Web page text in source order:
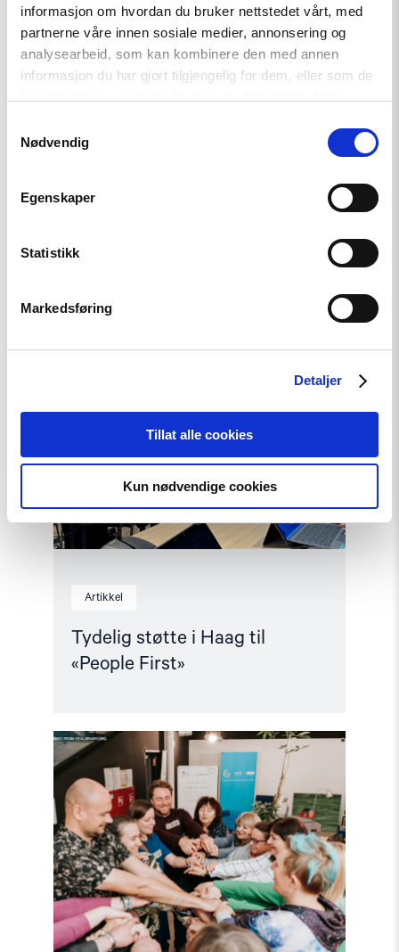
informasjon om hvordan du bruker nettstedet vårt, med
partnerne våre innen sosiale medier, annonsering og
analysearbeid, som kan kombinere den med annen
informasjon du har gjort tilgjengelig for dem, eller som de
Nødvendig
Egenskaper
Statistikk
Markedsføring
Detaljer
Tillat alle cookies
Kun nødvendige cookies
Arendalsuka 2026
Artikkel
Tydelig støtte i Haag til
«People First»
«People
First»"
Read
article
"Helsingforskomiteen
med
nytt
oppdrag
for
EØS-
midlene
–
Styrker
europeisk
demokrati"